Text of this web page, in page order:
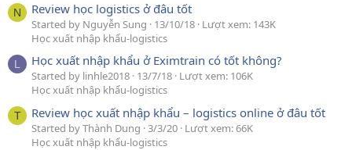
N Review học logistics ở đâu tốt
Started by Nguyễn Sung 13/10/18 Lượt xem: 143K
Học xuất nhập khẩu-logistics
L Học xuất nhập khẩu ở Eximtrain có tốt không?
Started by linhle2018 13/7/18 Lượt xem: 106K
Học xuất nhập khẩu-logistics
T Review học xuất nhập khẩu – logistics online ở đâu tốt
Started by Thành Dung 3/3/20 Lượt xem: 66K
Học xuất nhập khẩu-logistics